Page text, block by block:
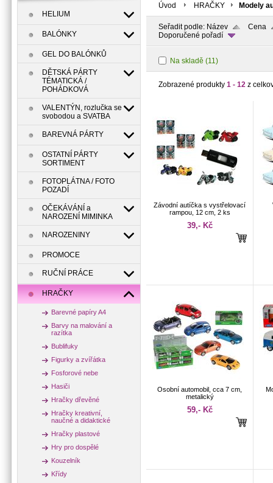
HELIUM
BALÓNKY
GEL DO BALÓNKŮ
DĚTSKÁ PÁRTY
TÉMATICKÁ /
POHÁDKOVÁ
VALENTÝN, rozlučka se
svobodou a SVATBA
BAREVNÁ PÁRTY
OSTATNÍ PÁRTY
SORTIMENT
FOTOPLÁTNA / FOTO
POZADÍ
OČEKÁVÁNÍ a
NAROZENÍ MIMINKA
NAROZENINY
PROMOCE
RUČNÍ PRÁCE
HRAČKY
Barevné papíry A4
Barvy na malování a
razítka
Bublifuky
Figurky a zvířátka
Fosforové nebe
Hasiči
Hračky dřevěné
Hračky kreativní,
naučné a didaktické
Hračky plastové
Hry pro dospělé
Kouzelník
Křídy
Úvod HRAČKY Modely
Seřadit podle: Název
Cena
Doporučené pořadí
Na skladě (11)
Zobrazené produkty 1 - 12 z
Závodní autíčka s vystřelovací
rampou, 12 cm, 2 ks
39,- Kč
Osobní automobil, cca 7 cm,
metalický
59,- Kč